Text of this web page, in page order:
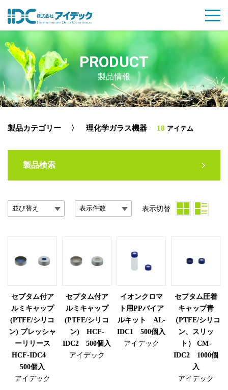
PRODUCT
製品情報
製品カテゴリー 〉 理化学ガラス機器 18 アイテム
製品検索
表示切替
セプタム付ア
ルミキャップ
(PTFE/シリコ
ン) プレッシャ
ーリリース
HCF-IDC4
500個入
アイデック
セプタム付ア
ルミキャップ
(PTFE/シリコ
ン) HCF-
IDC2 500個入
アイデック
イオンクロマ
ト用PPバイア
ルキット AL-
IDC1 500個入
アイデック
セプタム圧着
キャップ青
（PTFE/シリコ
ン、スリッ
ト） CM-
IDC2 1000個
入
アイデック